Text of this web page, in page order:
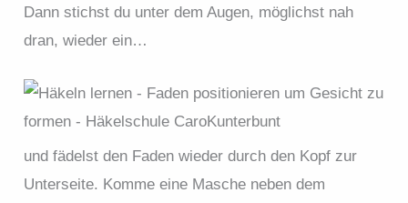
Dann stichst du unter dem Augen, möglichst nah
dran, wieder ein…
und fädelst den Faden wieder durch den Kopf zur
Unterseite. Komme eine Masche neben dem